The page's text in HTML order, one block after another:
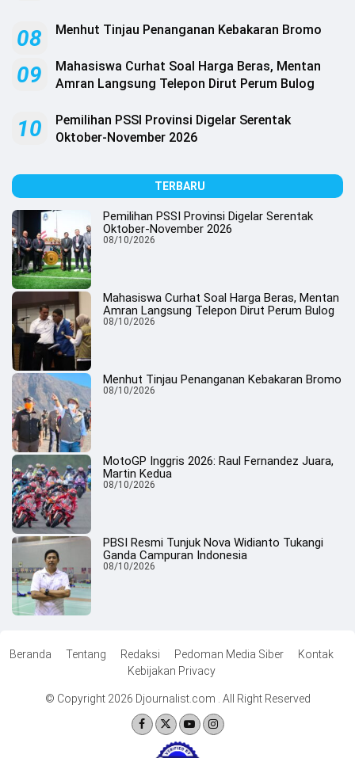
08 Menhut Tinjau Penanganan Kebakaran Bromo
09
Mahasiswa Curhat Soal Harga Beras, Mentan
Amran Langsung Telepon Dirut Perum Bulog
10
Pemilihan PSSI Provinsi Digelar Serentak
Oktober-November 2026
TERBARU
Pemilihan PSSI Provinsi Digelar Serentak
Oktober-November 2026
08/10/2026
Mahasiswa Curhat Soal Harga Beras, Mentan
Amran Langsung Telepon Dirut Perum Bulog
08/10/2026
Menhut Tinjau Penanganan Kebakaran Bromo
08/10/2026
MotoGP Inggris 2026: Raul Fernandez Juara,
Martin Kedua
08/10/2026
PBSI Resmi Tunjuk Nova Widianto Tukangi
Ganda Campuran Indonesia
08/10/2026
Beranda Tentang Redaksi Pedoman Media Siber
Kontak
Kebijakan Privacy
© Copyright 2026 Djournalist.com . All Right Reserved